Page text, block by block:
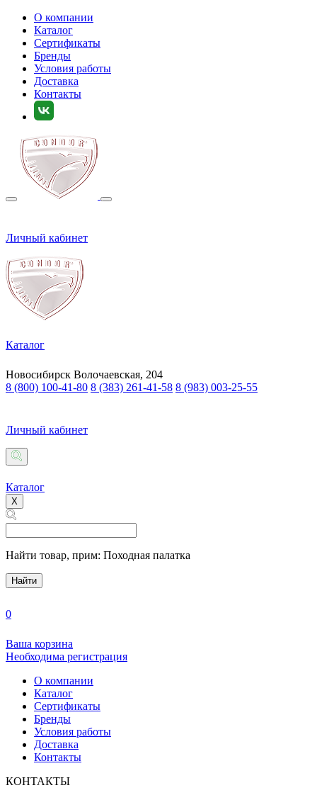
О компании
Каталог
Сертификаты
Бренды
Условия работы
Доставка
Контакты
Личный кабинет
Каталог
Новосибирск Волочаевская, 204
8 (800) 100-41-80 8 (383) 261-41-58 8 (983) 003-25-55
Личный кабинет
Каталог
X
Найти товар, прим: Походная палатка
Найти
0
Ваша корзина
Необходима регистрация
О компании
Каталог
Сертификаты
Бренды
Условия работы
Доставка
Контакты
КОНТАКТЫ